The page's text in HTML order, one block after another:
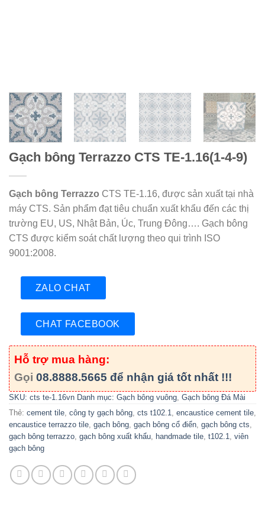
Gạch bông Terrazzo CTS TE-1.16(1-4-9)
Gạch bông Terrazzo CTS TE-1.16, được sản xuất tại nhà
máy CTS. Sản phẩm đạt tiêu chuẩn xuất khẩu đến các thị
trường EU, US, Nhật Bản, Úc, Trung Đông…. Gạch bông
CTS được kiểm soát chất lượng theo qui trình ISO
9001:2008.
ZALO CHAT
CHAT FACEBOOK
Hỗ trợ mua hàng:
Gọi 08.8888.5665 để nhận giá tốt nhất !!!
SKU: cts te-1.16vn Danh mục: Gạch bông vuông Gạch bông Đá Mài
Thẻ: cement tile công ty gạch bông cts t102.1 encaustice cement tile
encaustice terrazzo tile gạch bông gạch bông cổ điển gạch bông cts
gạch bông terrazzo gạch bông xuất khẩu handmade tile t102.1
viên
gạch bông